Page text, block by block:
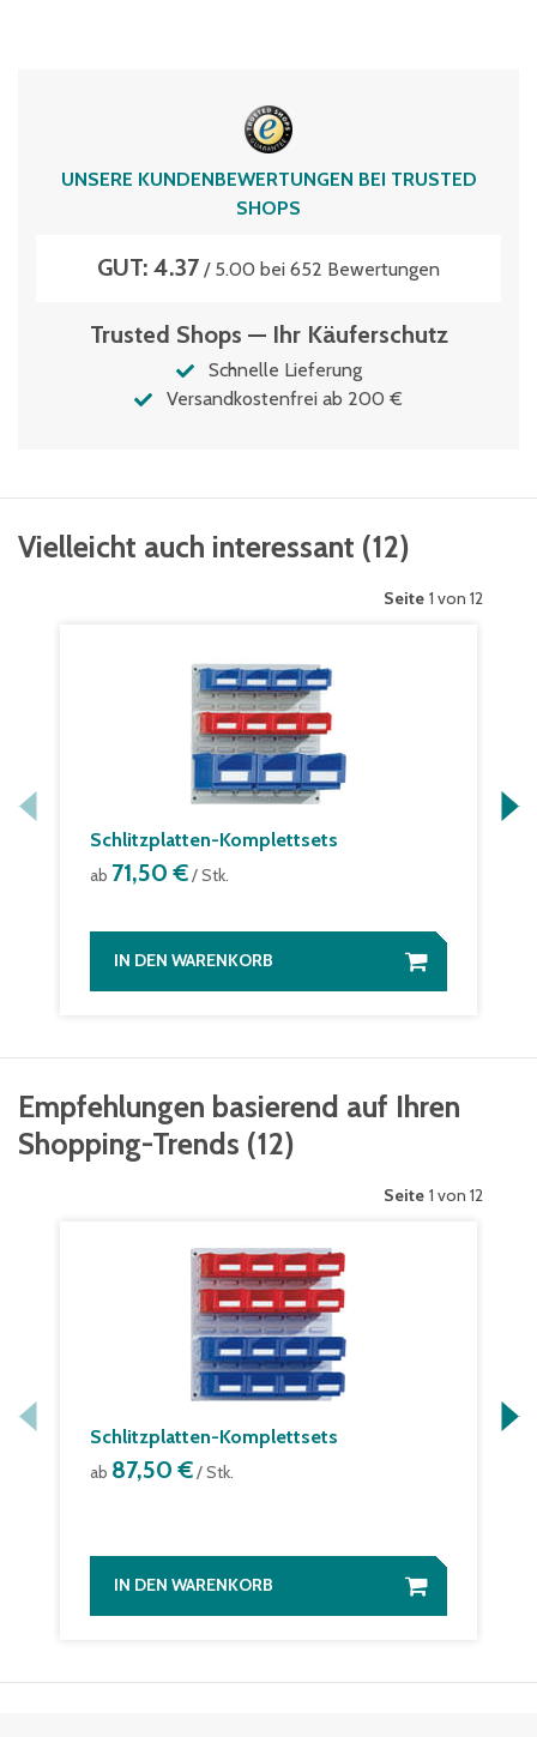
UNSERE KUNDENBEWERTUNGEN BEI TRUSTED
SHOPS
GUT: 4.37 / 5.00 bei 652 Bewertungen
Trusted Shops — Ihr Käuferschutz
Schnelle Lieferung
Versandkostenfrei ab 200 €
Vielleicht auch interessant (12)
Seite 1 von 12
Schlitzplatten-Komplettsets
ab 71,50 €/ Stk.
IN DEN WARENKORB
Empfehlungen basierend auf Ihren
Shopping-Trends (12)
Seite 1 von 12
Schlitzplatten-Komplettsets
ab 87,50 €/ Stk.
IN DEN WARENKORB